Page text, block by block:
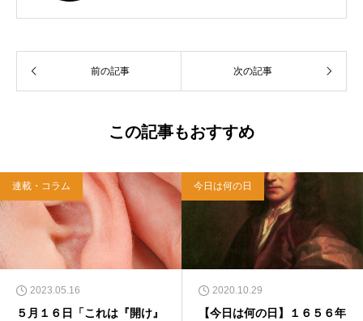
う宗教法人専門の行政書士。2020年7月よりク
「上馬キリスト教会（@kamiumach）」の運営
を行う「まじめ担当」。 著書に『聖書を読んだ
西洋哲学超入門〜』（日本実業出版）、『人生
イヤモンド社）、『世界一ゆるい聖書入門』、
『世界一ゆるい聖書教室』（「ふざけ担当」LE
ONとの共著、講談社）などがある。新著<a hr
ef="https://amzn.to/376F9aC">『ふっと心がラ
クになる 眠れぬ夜の聖書のことば』（大和書
房）</a>２０２２年３月１５日発売。
前の記事 次の記事
この記事もおすすめ
連載・コラム
2023.05.16
５月１６日「これは『開け』
今日は何の日
2020.10.29
【今日は何の日】１６５６年